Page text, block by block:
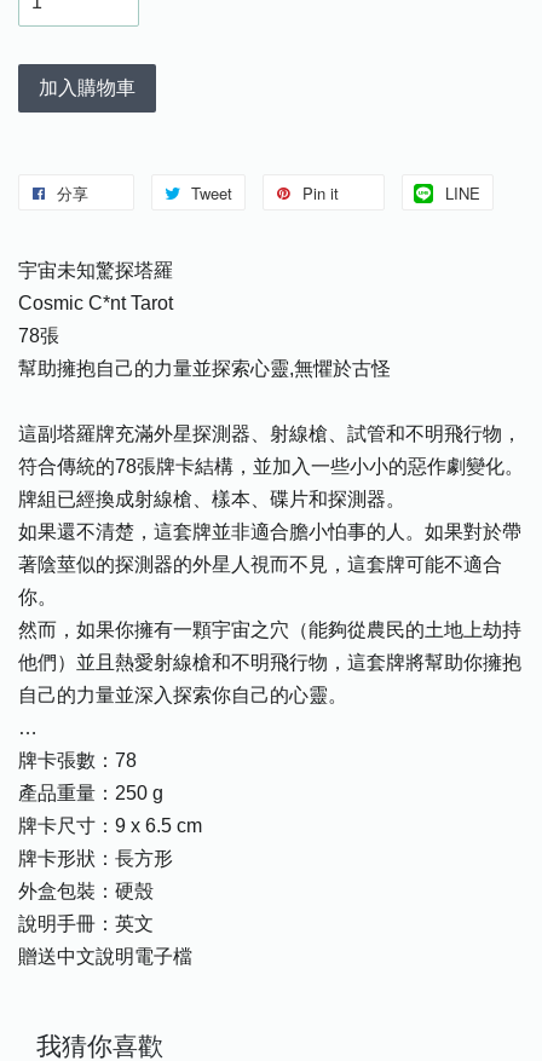
加入購物車
分享 Tweet Pin it LINE
宇宙未知驚探塔羅
Cosmic C*nt Tarot
78張
幫助擁抱自己的力量並探索心靈,無懼於古怪
這副塔羅牌充滿外星探測器、射線槍、試管和不明飛行物，
符合傳統的78張牌卡結構，並加入一些小小的惡作劇變化。
牌組已經換成射線槍、樣本、碟片和探測器。
如果還不清楚，這套牌並非適合膽小怕事的人。如果對於帶
著陰莖似的探測器的外星人視而不見，這套牌可能不適合
你。
然而，如果你擁有一顆宇宙之穴（能夠從農民的土地上劫持
他們）並且熱愛射線槍和不明飛行物，這套牌將幫助你擁抱
自己的力量並深入探索你自己的心靈。
…
牌卡張數：78
產品重量：250 g
牌卡尺寸：9 x 6.5 cm
牌卡形狀：長方形
外盒包裝：硬殼
說明手冊：英文
贈送中文說明電子檔
我猜你喜歡